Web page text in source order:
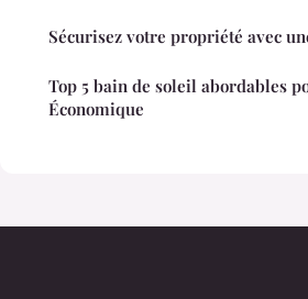
Sécurisez votre propriété avec
Top 5 bain de soleil abordables
Économique